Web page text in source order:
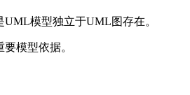
UML模型独立于UML图存在。
模型依据。